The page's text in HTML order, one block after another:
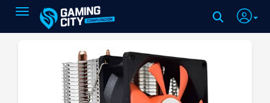
Toggle navigation